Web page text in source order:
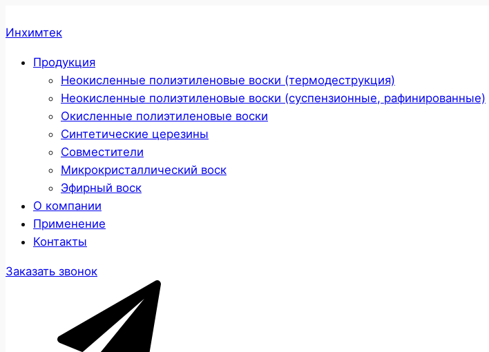
Инхимтек
Продукция
Неокисленные полиэтиленовые воски (термодеструкция)
Неокисленные полиэтиленовые воски (суспензионные, рафинированные)
Окисленные полиэтиленовые воски
Cинтетические церезины
Совместители
Микрокристаллический воск
Эфирный воск
О компании
Применение
Контакты
Заказать звонок